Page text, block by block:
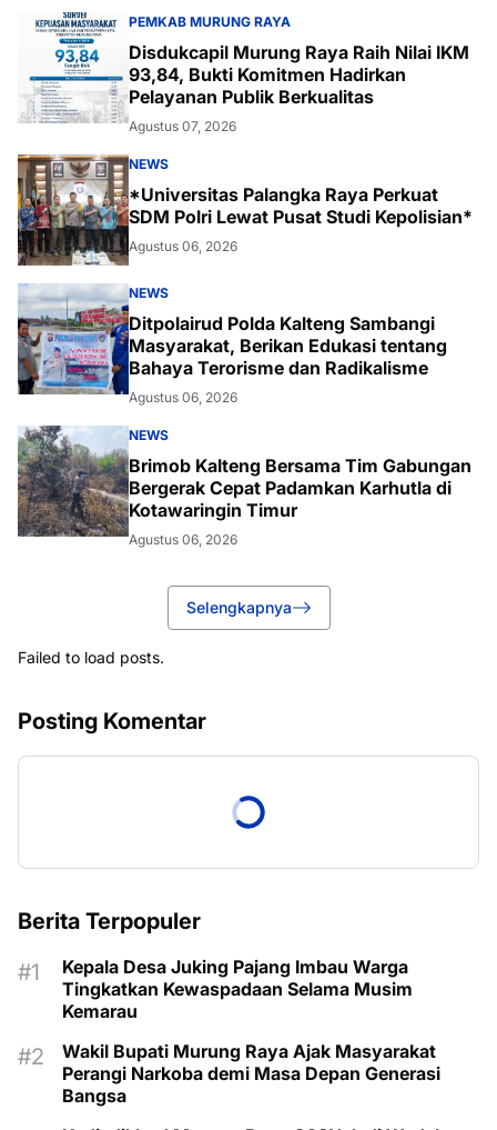
PEMKAB MURUNG RAYA
Disdukcapil Murung Raya Raih Nilai IKM
93,84, Bukti Komitmen Hadirkan
Pelayanan Publik Berkualitas
Agustus 07, 2026
NEWS
*Universitas Palangka Raya Perkuat
SDM Polri Lewat Pusat Studi Kepolisian*
Agustus 06, 2026
NEWS
Ditpolairud Polda Kalteng Sambangi
Masyarakat, Berikan Edukasi tentang
Bahaya Terorisme dan Radikalisme
Agustus 06, 2026
NEWS
Brimob Kalteng Bersama Tim Gabungan
Bergerak Cepat Padamkan Karhutla di
Kotawaringin Timur
Agustus 06, 2026
Selengkapnya
Failed to load posts.
Posting Komentar
Berita Terpopuler
Kepala Desa Juking Pajang Imbau Warga
Tingkatkan Kewaspadaan Selama Musim
Kemarau
Wakil Bupati Murung Raya Ajak Masyarakat
Perangi Narkoba demi Masa Depan Generasi
Bangsa